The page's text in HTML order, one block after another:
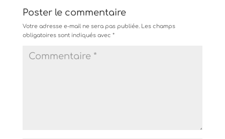
Poster le commentaire
Votre adresse e-mail ne sera pas publiée. Les champs
obligatoires sont indiqués avec *